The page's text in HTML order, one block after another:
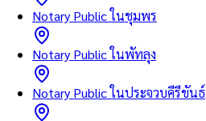
Notary Public ในชุมพร
Notary Public ในพัทลุง
Notary Public ในประจวบคีรีขันธ์